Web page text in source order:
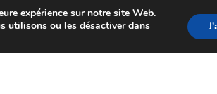
Du lundi au
expérience sur notre site Web.
utilisons ou les désactiver dans